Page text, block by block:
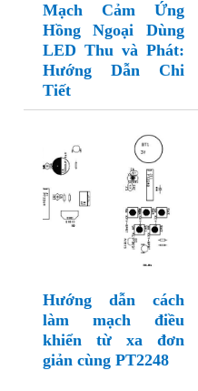
Mạch Cảm Ứng
Hồng Ngoại Dùng
LED Thu và Phát:
Hướng Dẫn Chi
Tiết
Hướng dẫn cách
làm mạch điều
khiển từ xa đơn
giản cùng PT2248